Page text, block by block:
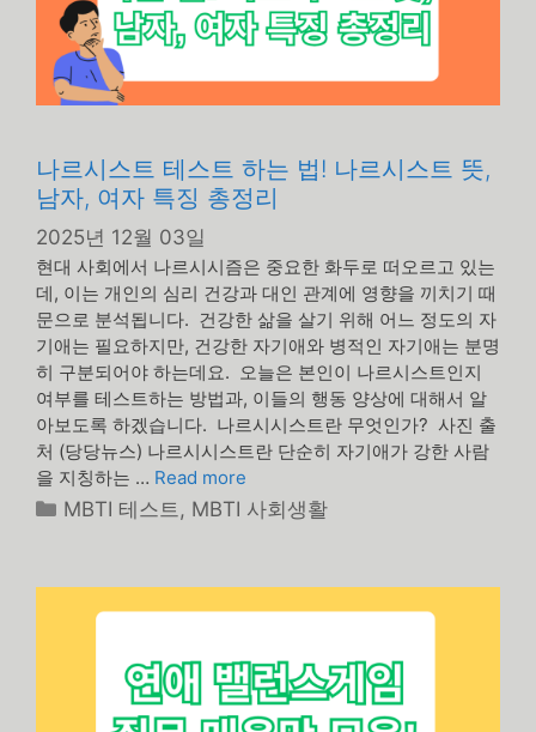
나르시스트 테스트 하는 법! 나르시스트 뜻,
남자, 여자 특징 총정리
2025년 12월 03일
현대 사회에서 나르시시즘은 중요한 화두로 떠오르고 있는
데, 이는 개인의 심리 건강과 대인 관계에 영향을 끼치기 때
문으로 분석됩니다. 건강한 삶을 살기 위해 어느 정도의 자
기애는 필요하지만, 건강한 자기애와 병적인 자기애는 분명
히 구분되어야 하는데요. 오늘은 본인이 나르시스트인지
여부를 테스트하는 방법과, 이들의 행동 양상에 대해서 알
아보도록 하겠습니다. 나르시시스트란 무엇인가? 사진 출
처 (당당뉴스) 나르시시스트란 단순히 자기애가 강한 사람
을 지칭하는 … Read more
카
리
MBTI 테스트, MBTI 사회생활